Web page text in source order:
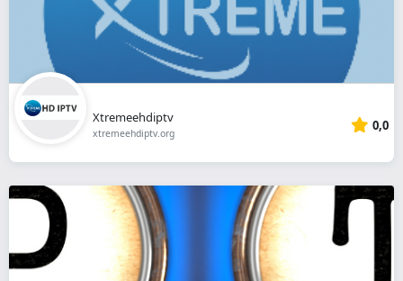
Xtremeehdiptv
xtremeehdiptv.org 0,0